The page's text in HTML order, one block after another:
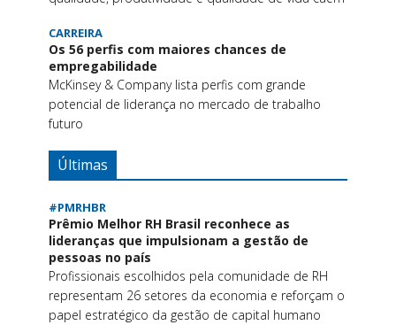
CARREIRA
Os 56 perfis com maiores chances de
empregabilidade
McKinsey & Company lista perfis com grande
potencial de liderança no mercado de trabalho
futuro
Últimas
#PMRHBR
Prêmio Melhor RH Brasil reconhece as
lideranças que impulsionam a gestão de
pessoas no país
Profissionais escolhidos pela comunidade de RH
representam 26 setores da economia e reforçam o
papel estratégico da gestão de capital humano